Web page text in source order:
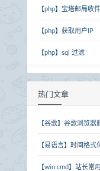
【php】宝塔邮局收
【php】获取用户IP
【php】sql 过滤
热门文章
【谷歌】谷歌浏览器
【易语言】时间格式
【win cmd】站长常